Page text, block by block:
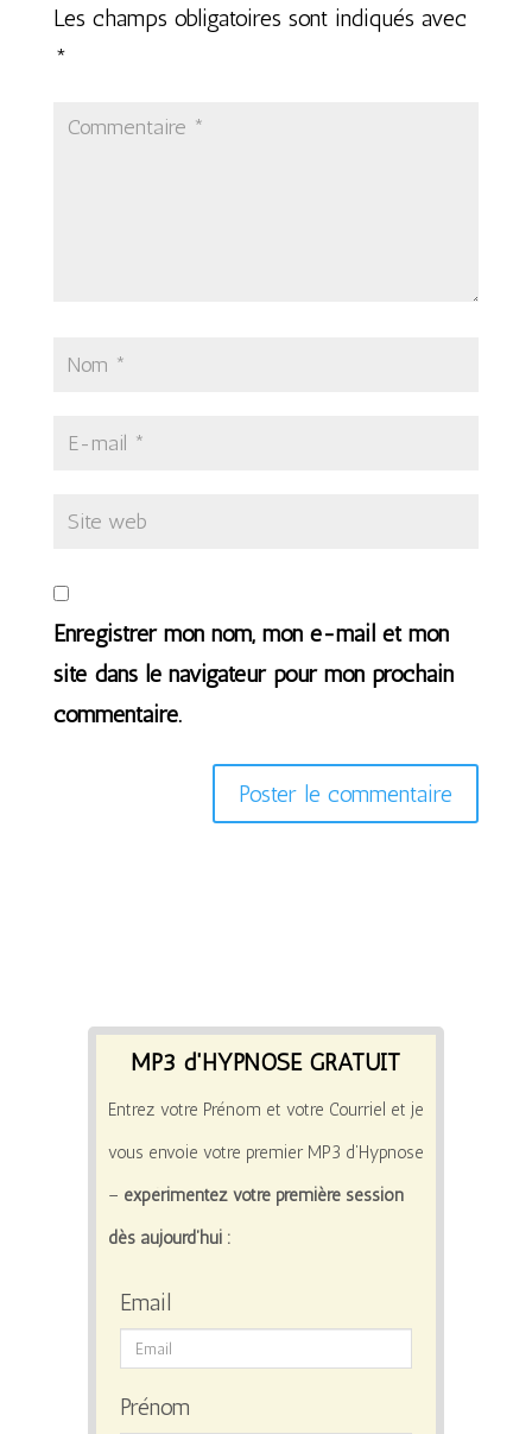
Les champs obligatoires sont indiqués avec
*
Enregistrer mon nom, mon e-mail et mon
site dans le navigateur pour mon prochain
commentaire.
MP3 d'HYPNOSE GRATUIT
Entrez votre Prénom et votre Courriel et je
vous envoie votre premier MP3 d’Hypnose
– expérimentez votre première session
dès aujourd’hui :
Email
Prénom